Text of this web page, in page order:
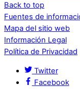
Back to top
Fuentes de
Mapa del sitio web
Información Legal
Política de Privacidad
Twitter
Facebook